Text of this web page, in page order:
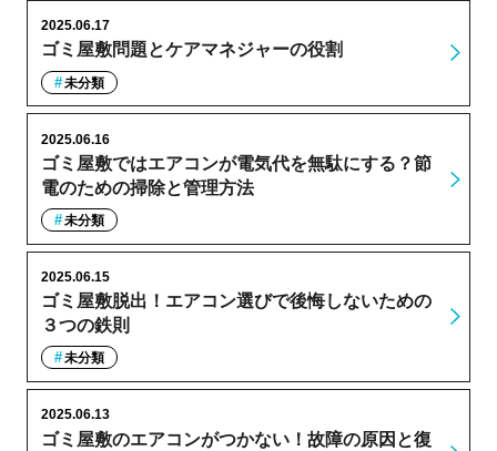
ゴミ屋敷問題とケアマネジャーの役割
2025.06.17
未分類
ゴミ屋敷ではエアコンが電気代を無駄にする？節
電のための掃除と管理方法
2025.06.16
未分類
ゴミ屋敷脱出！エアコン選びで後悔しないための
３つの鉄則
2025.06.15
未分類
ゴミ屋敷のエアコンがつかない！故障の原因と復
2025.06.13